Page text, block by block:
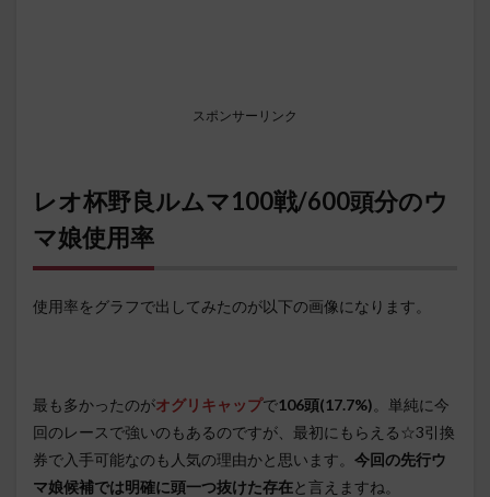
スポンサーリンク
レオ杯野良ルムマ100戦/600頭分のウ
マ娘使用率
使用率をグラフで出してみたのが以下の画像になります。
最も多かったのがオグリキャップで106頭(17.7%)。単純に今
回のレースで強いのもあるのですが、最初にもらえる☆3引換
券で入手可能なのも人気の理由かと思います。 今回の先行ウ
マ娘候補では明確に頭一つ抜けた存在と言えますね。